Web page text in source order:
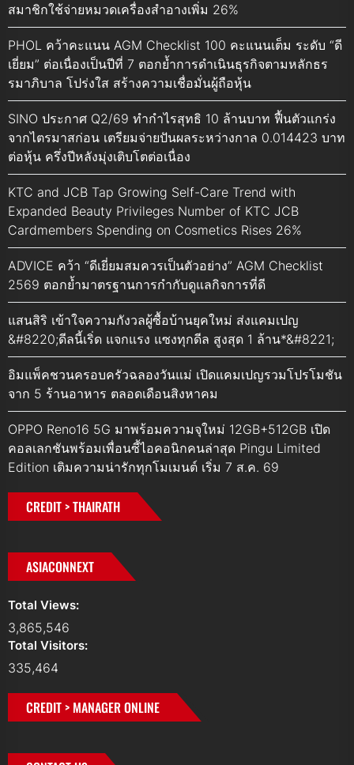
สมาชิกใช้จ่ายหมวดเครื่องสำอางเพิ่ม 26%
PHOL คว้าคะแนน AGM Checklist 100 คะแนนเต็ม ระดับ “ดี
เยี่ยม” ต่อเนื่องเป็นปีที่ 7 ตอกย้ำการดำเนินธุรกิจตามหลักธร
รมาภิบาล โปร่งใส สร้างความเชื่อมั่นผู้ถือหุ้น
SINO ประกาศ Q2/69 ทำกำไรสุทธิ 10 ล้านบาท ฟื้นตัวแกร่ง
จากไตรมาสก่อน เตรียมจ่ายปันผลระหว่างกาล 0.014423 บาท
ต่อหุ้น ครึ่งปีหลังมุ่งเติบโตต่อเนื่อง
KTC and JCB Tap Growing Self-Care Trend with
Expanded Beauty Privileges Number of KTC JCB
Cardmembers Spending on Cosmetics Rises 26%
ADVICE คว้า “ดีเยี่ยมสมควรเป็นตัวอย่าง” AGM Checklist
2569 ตอกย้ำมาตรฐานการกำกับดูแลกิจการที่ดี
แสนสิริ เข้าใจความกังวลผู้ซื้อบ้านยุคใหม่ ส่งแคมเปญ
&#8220;ดีลนี้เริ่ด แจกแรง แซงทุกดีล สูงสุด 1 ล้าน*&#8221;
อิมแพ็คชวนครอบครัวฉลองวันแม่ เปิดแคมเปญรวมโปรโมชัน
จาก 5 ร้านอาหาร ตลอดเดือนสิงหาคม
OPPO Reno16 5G มาพร้อมความจุใหม่ 12GB+512GB เปิด
คอลเลกชันพร้อมเพื่อนซี้ไอคอนิกคนล่าสุด Pingu Limited
Edition เติมความน่ารักทุกโมเมนต์ เริ่ม 7 ส.ค. 69
CREDIT > THAIRATH
ASIACONNEXT
Total Views:
3,865,546
Total Visitors:
335,464
CREDIT > MANAGER ONLINE